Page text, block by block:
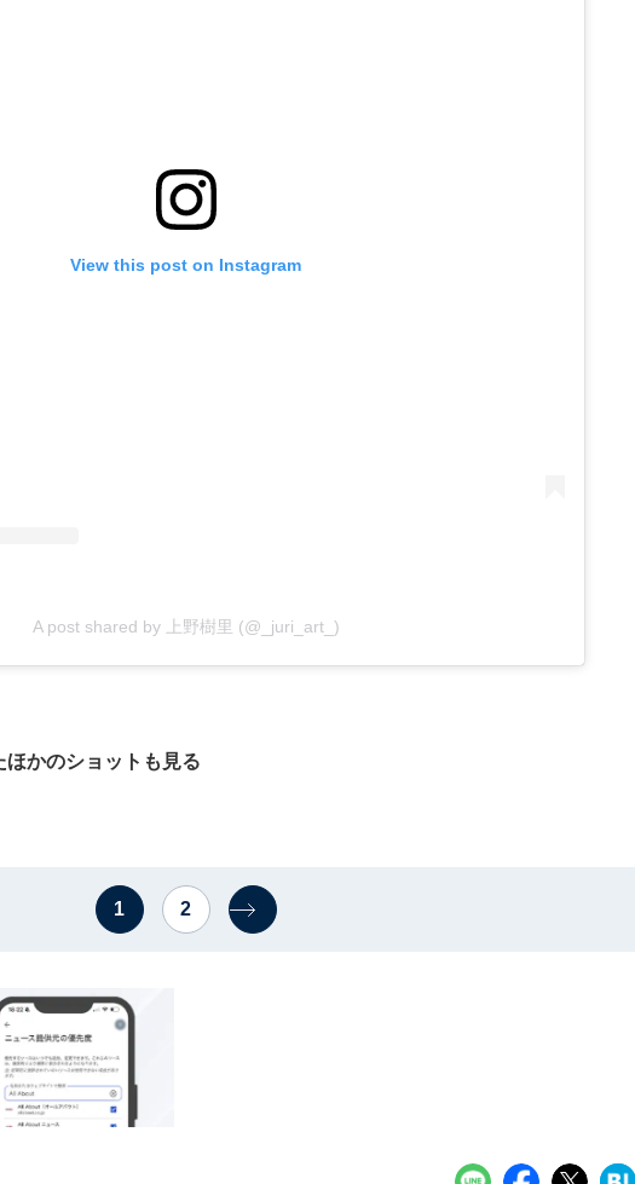
View this post on Instagram
A post shared by 上野樹里 (@_juri_art_)
ほかのショットも見る
1 2